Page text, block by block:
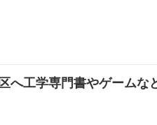
へ工学専門書やゲームな